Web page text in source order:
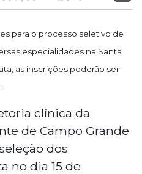
para o processo seletivo de
especialidades na Santa
as inscrições poderão ser
clínica da
de Campo Grande
dos
no dia 15 de